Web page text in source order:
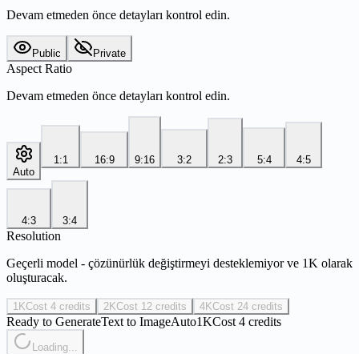
Devam etmeden önce detayları kontrol edin.
Public Private
Aspect Ratio
Devam etmeden önce detayları kontrol edin.
Auto
1:1 16:9 9:16 3:2 2:3 5:4 4:5
4:3 3:4
Resolution
Geçerli model - çözünürlük değiştirmeyi desteklemiyor ve 1K olarak
oluşturacak.
1KCost 4 credits 2KCost 12 credits 4KCost 24 credits
Ready to GenerateText to ImageAuto1KCost 4 credits
Loading...